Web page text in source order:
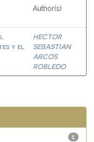
Author(s)
y el
HECTOR
SEBASTIAN
ARCOS
ROBLEDO
1